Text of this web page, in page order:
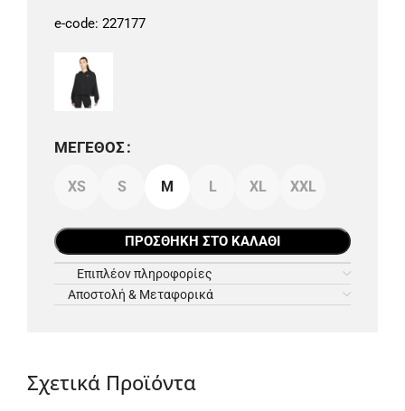
e-code: 227177
ΜΈΓΕΘΟΣ
XS S M L XL XXL
ΠΡΟΣΘΉΚΗ ΣΤΟ ΚΑΛΆΘΙ
Επιπλέον πληροφορίες
Αποστολή & Μεταφορικά
Σχετικά Προϊόντα